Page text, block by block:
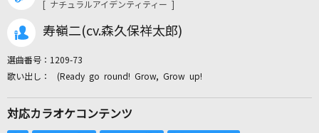
カラオケ店舗検索
[ ナチュラルアイデンティティー ]
寿嶺二(cv.森久保祥太郎)
選曲番号： 1209-73
(Ready go round! Grow, Grow up!
対応カラオケコンテンツ